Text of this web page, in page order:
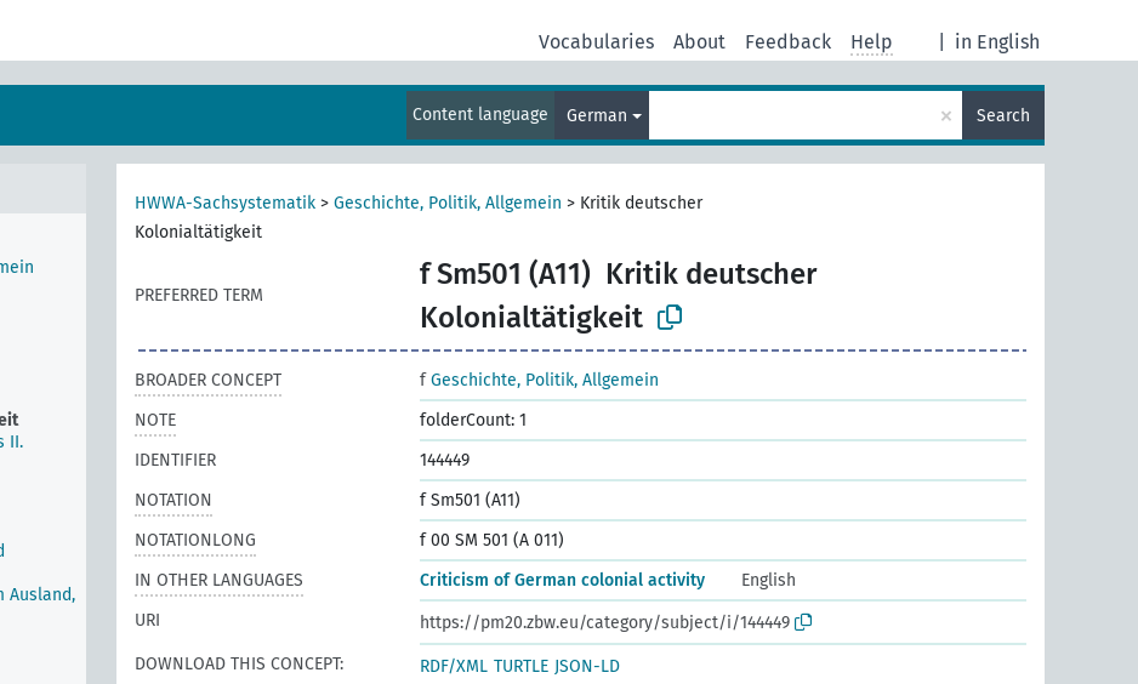
in English
Vocabularies About Feedback Help
Content language German × Search
II.
Ausland,
HWWA-Sachsystematik > Geschichte, Politik, Allgemein > Kritik deutscher
Kolonialtätigkeit
PREFERRED TERM
f Sm501 (A11) Kritik deutscher
Kolonialtätigkeit
BROADER CONCEPT fGeschichte, Politik, Allgemein
NOTE
folderCount: 1
IDENTIFIER
144449
NOTATION
f Sm501 (A11)
NOTATIONLONG
f 00 SM 501 (A 011)
IN OTHER LANGUAGES
Criticism of German colonial activity
English
URI
https://pm20.zbw.eu/category/subject/i/144449
DOWNLOAD THIS CONCEPT:
RDF/XML TURTLE JSON-LD